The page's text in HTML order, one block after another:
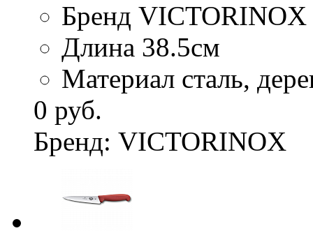
Бренд VICTORINOX
Длина 38.5см
Материал сталь,
0 руб.
Бренд: VICTORINOX